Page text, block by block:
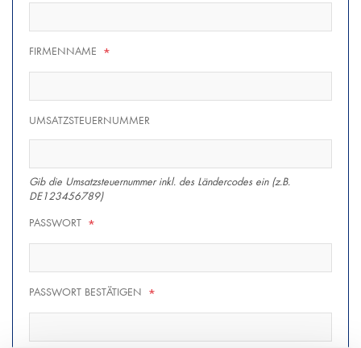
FIRMENNAME *
UMSATZSTEUERNUMMER
Gib die Umsatzsteuernummer inkl. des Ländercodes ein (z.B.
DE123456789)
PASSWORT *
PASSWORT BESTÄTIGEN *